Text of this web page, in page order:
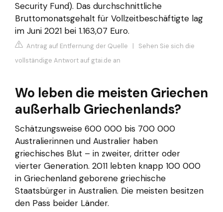
Security Fund). Das durchschnittliche
Bruttomonatsgehalt für Vollzeitbeschäftigte lag
im Juni 2021 bei 1.163,07 Euro.
Antrag auf Entfernung der Quelle | Sehen Sie sich die
vollständige Antwort auf gtai.de an
Wo leben die meisten Griechen
außerhalb Griechenlands?
Schätzungsweise 600 000 bis 700 000
Australierinnen und Australier haben
griechisches Blut – in zweiter, dritter oder
vierter Generation. 2011 lebten knapp 100 000
in Griechenland geborene griechische
Staatsbürger in Australien. Die meisten besitzen
den Pass beider Länder.